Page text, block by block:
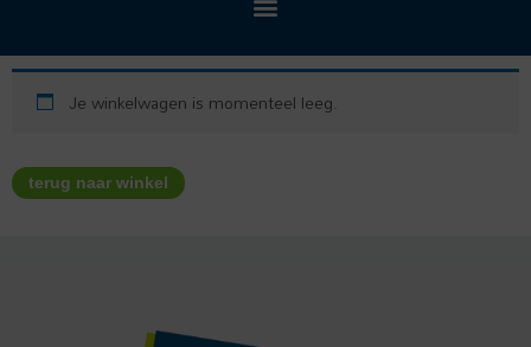
Je winkelwagen is momenteel leeg.
terug naar winkel